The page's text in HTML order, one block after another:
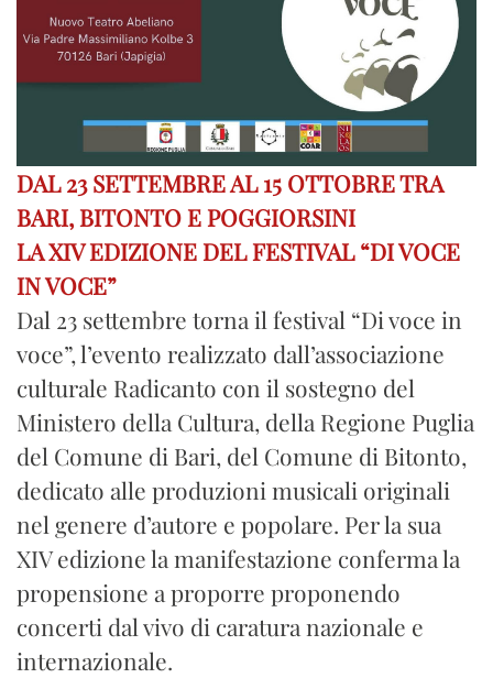
DAL 23 SETTEMBRE AL 15 OTTOBRE TRA
BARI, BITONTO E POGGIORSINI
LA XIV EDIZIONE DEL FESTIVAL “DI VOCE
IN VOCE”
Dal 23 settembre torna il festival “Di voce in
voce”, l’evento realizzato dall’associazione
culturale Radicanto con il sostegno del
Ministero della Cultura, della Regione Puglia
del Comune di Bari, del Comune di Bitonto,
dedicato alle produzioni musicali originali
nel genere d’autore e popolare. Per la sua
XIV edizione la manifestazione conferma la
propensione a proporre proponendo
concerti dal vivo di caratura nazionale e
internazionale.